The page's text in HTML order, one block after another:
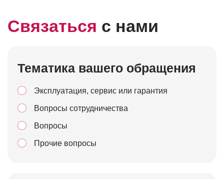
Связаться с нами
Тематика вашего обращения
Эксплуатация, сервис или гарантия
Вопросы сотрудничества
Вопросы
Прочие вопросы